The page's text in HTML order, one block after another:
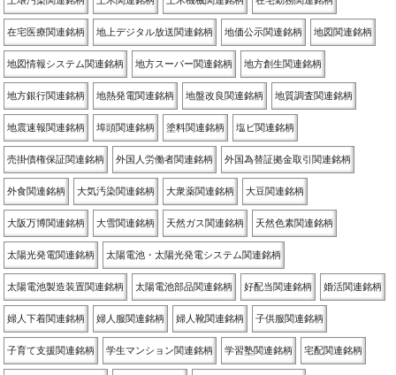
在宅医療関連銘柄 地上デジタル放送関連銘柄 地価公示関連銘柄 地図関連銘柄
地図情報システム関連銘柄 地方スーパー関連銘柄 地方創生関連銘柄
地方銀行関連銘柄 地熱発電関連銘柄 地盤改良関連銘柄 地質調査関連銘柄
地震速報関連銘柄 埠頭関連銘柄 塗料関連銘柄 塩ビ関連銘柄
売掛債権保証関連銘柄 外国人労働者関連銘柄 外国為替証拠金取引関連銘柄
外食関連銘柄 大気汚染関連銘柄 大衆薬関連銘柄 大豆関連銘柄
大阪万博関連銘柄 大雪関連銘柄 天然ガス関連銘柄 天然色素関連銘柄
太陽光発電関連銘柄 太陽電池・太陽光発電システム関連銘柄
太陽電池製造装置関連銘柄 太陽電池部品関連銘柄 好配当関連銘柄 婚活関連銘柄
婦人下着関連銘柄 婦人服関連銘柄 婦人靴関連銘柄 子供服関連銘柄
子育て支援関連銘柄 学生マンション関連銘柄 学習塾関連銘柄 宅配関連銘柄